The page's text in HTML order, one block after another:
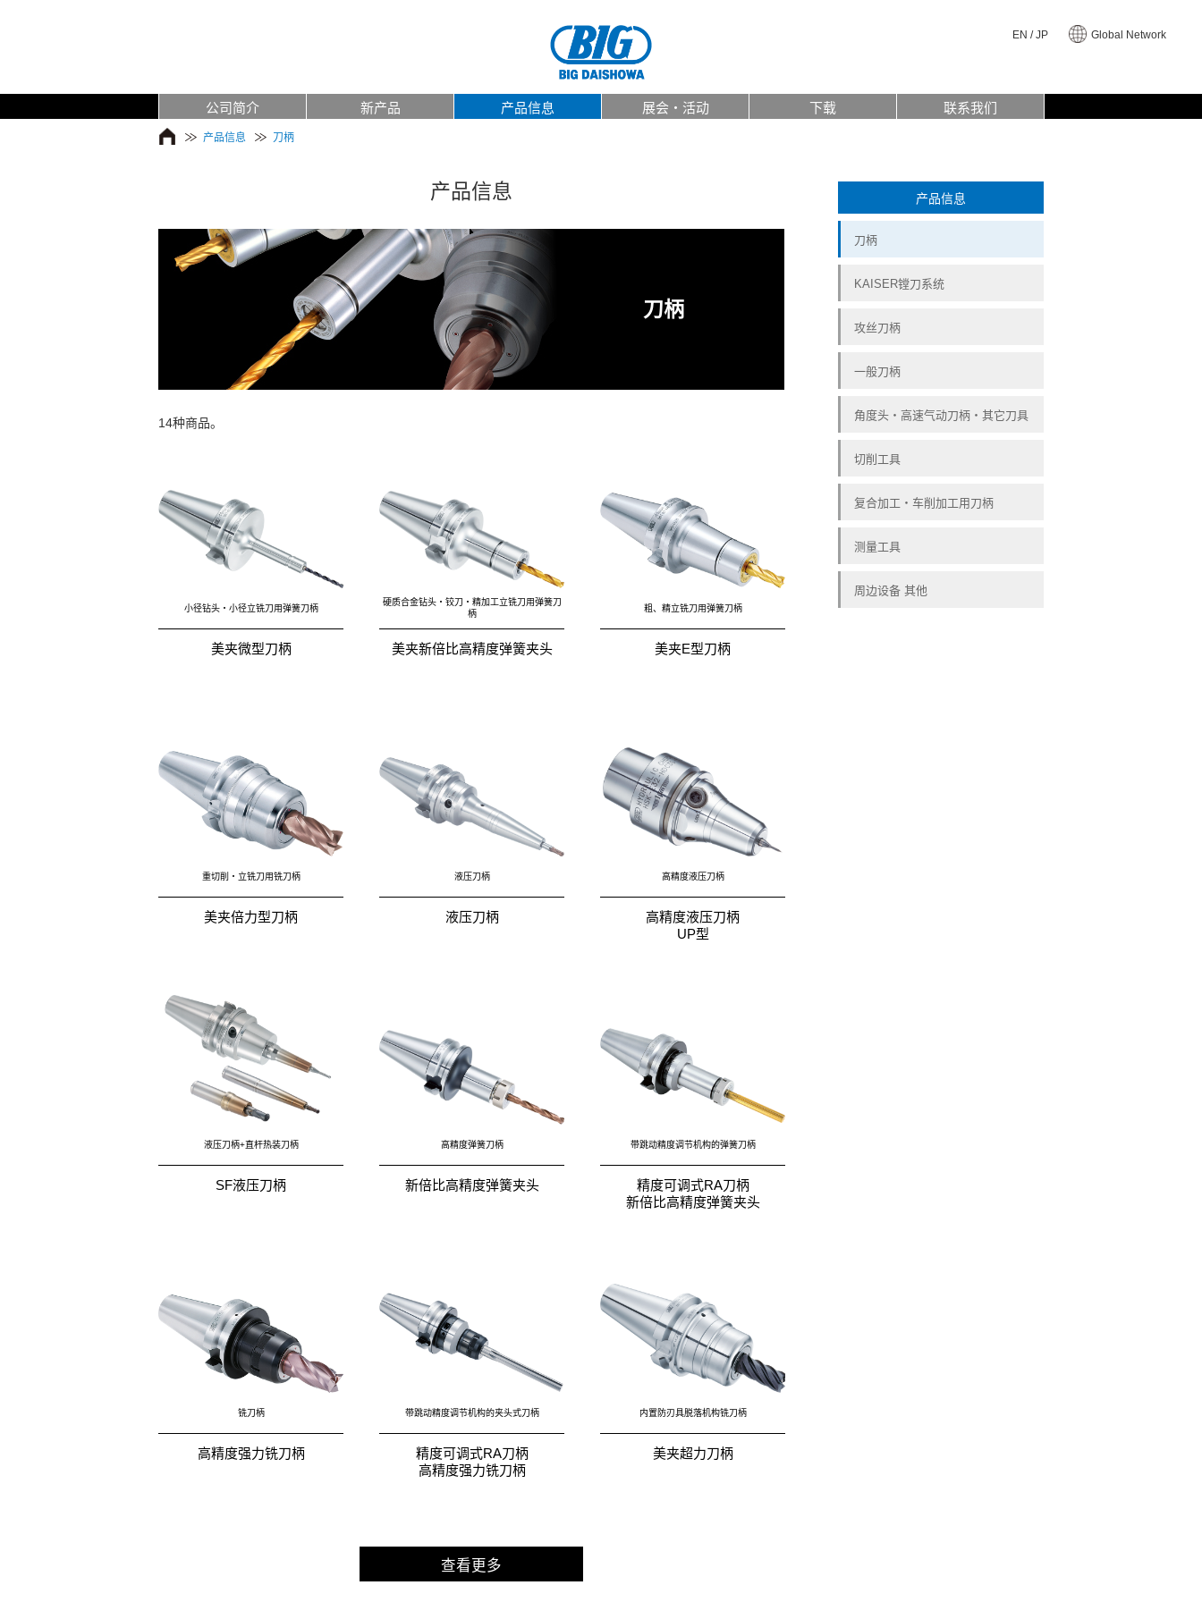
EN / JP Global Network
公司简介 新产品 产品信息 展会・活动 下载 联系我们
产品信息 刀柄
产品信息
刀柄
KAISER镗刀系统
攻丝刀柄
一般刀柄
角度头・高速气动刀柄・其它刀具
切削工具
复合加工・车削加工用刀柄
测量工具
周边设备 其他
产品信息
刀柄
14种商品。
小径钻头・小径立铣刀用弹簧刀柄
美夹微型刀柄
硬质合金钻头・铰刀・精加工立铣刀用弹簧刀
柄
美夹新倍比高精度弹簧夹头
粗、精立铣刀用弹簧刀柄
美夹E型刀柄
重切削・立铣刀用铣刀柄
美夹倍力型刀柄
液压刀柄
液压刀柄
高精度液压刀柄
高精度液压刀柄
UP型
液压刀柄+直杆热装刀柄
SF液压刀柄
高精度弹簧刀柄
新倍比高精度弹簧夹头
带跳动精度调节机构的弹簧刀柄
精度可调式RA刀柄
新倍比高精度弹簧夹头
铣刀柄
高精度强力铣刀柄
带跳动精度调节机构的夹头式刀柄
精度可调式RA刀柄
高精度强力铣刀柄
内置防刃具脱落机构铣刀柄
美夹超力刀柄
查看更多